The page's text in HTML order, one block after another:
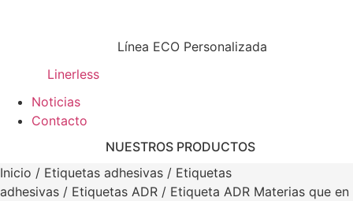
Línea ECO Personalizada
Linerless
Noticias
Contacto
NUESTROS PRODUCTOS
Inicio / Etiquetas adhesivas / Etiquetas
adhesivas / Etiquetas ADR / Etiqueta ADR Materias que en